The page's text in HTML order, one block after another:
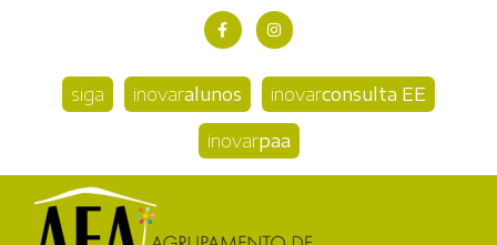
siga inovaralunos inovarconsulta EE
inovarpaa